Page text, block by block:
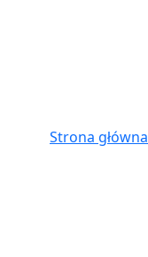
Strona główna